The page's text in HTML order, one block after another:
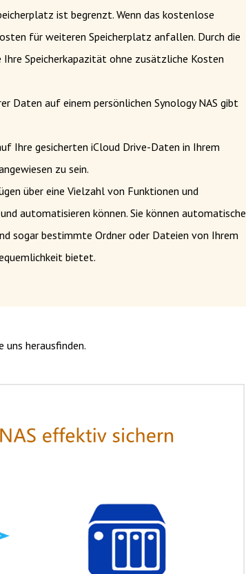
ist begrenzt. Wenn das kostenlose
für weiteren Speicherplatz anfallen. Durch die
Ihre Speicherkapazität ohne zusätzliche Kosten
Daten auf einem persönlichen Synology NAS gibt
Ihre gesicherten iCloud Drive-Daten in Ihrem
zu sein.
über eine Vielzahl von Funktionen und
automatisieren können. Sie können automatische
sogar bestimmte Ordner oder Dateien von Ihrem
bietet.
uns herausfinden.